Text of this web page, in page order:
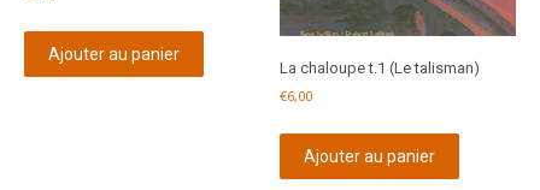
Ajouter au panier
La chaloupe t.1 (Le talisman)
€6,00
Ajouter au panier